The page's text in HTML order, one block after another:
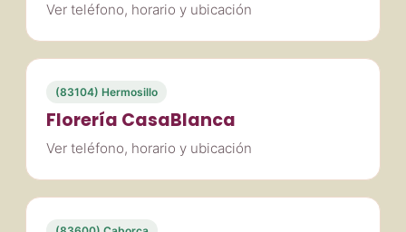
Ver teléfono, horario y ubicación
(83104) Hermosillo
Florería CasaBlanca
Ver teléfono, horario y ubicación